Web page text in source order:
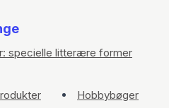
specielle litterære former
Hobbybøger